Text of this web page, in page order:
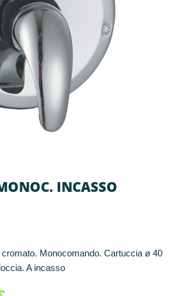
INCASSO
Monocomando. Cartuccia ø 40
A incasso